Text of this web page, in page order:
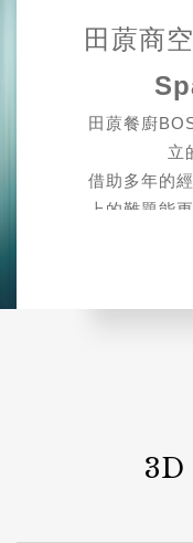
田蒝商
田蒝餐廚
立
借助多年的
上的難題能
商空為了
力，進入設